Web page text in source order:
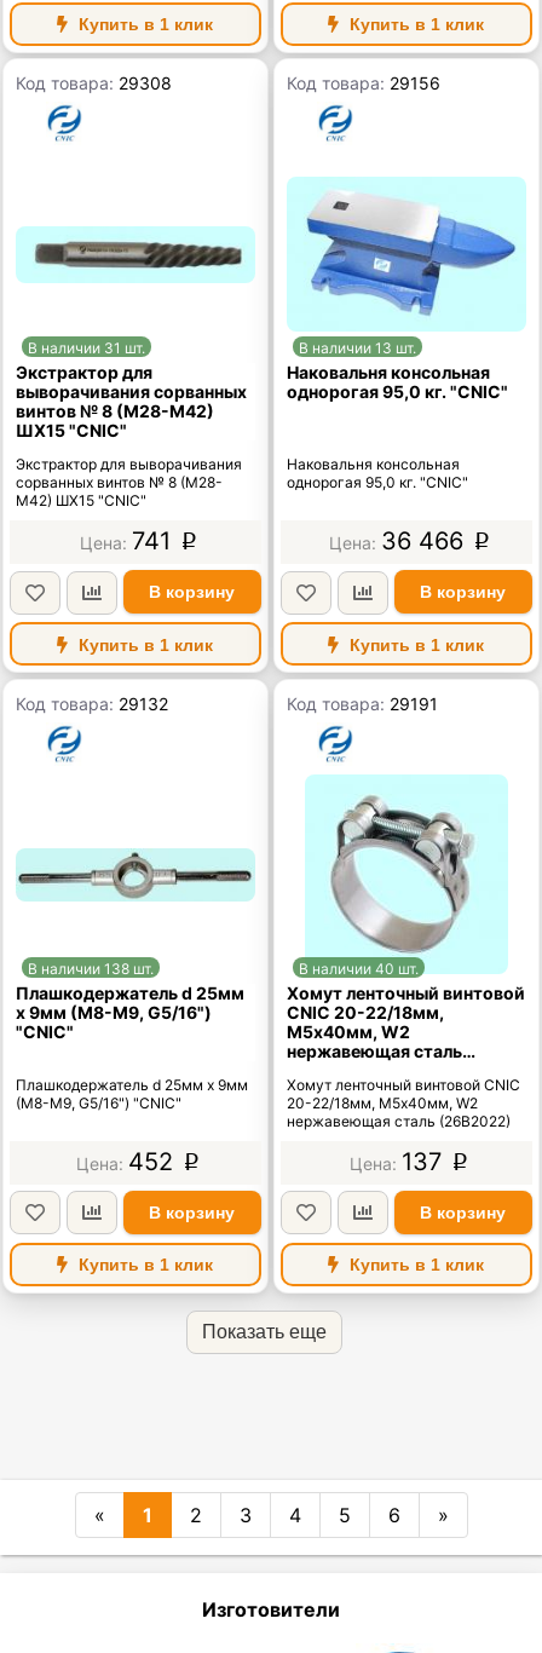
Купить в 1 клик Купить в 1 клик
Код товара: 29308
В наличии 31 шт.
Экстрактор для
выворачивания сорванных
винтов № 8 (М28-М42)
ШХ15 "CNIC"
Экстрактор для выворачивания
сорванных винтов № 8 (М28-
М42) ШХ15 "CNIC"
741 p
В корзину
Купить в 1 клик
Код товара: 29156
В наличии 13 шт.
Наковальня консольная
однорогая 95,0 кг. "CNIC"
Наковальня консольная
однорогая 95,0 кг. "CNIC"
36 466 p
В корзину
Купить в 1 клик
Код товара: 29132
В наличии 138 шт.
Плашкодержатель d 25мм
х 9мм (М8-М9, G5/16")
"CNIC"
Плашкодержатель d 25мм х 9мм
(М8-М9, G5/16") "CNIC"
452 p
В корзину
Купить в 1 клик
Код товара: 29191
В наличии 40 шт.
Хомут ленточный винтовой
CNIC 20-22/18мм,
М5х40мм, W2
нержавеющая сталь
Хомут ленточный винтовой CNIC
20-22/18мм, М5х40мм, W2
нержавеющая сталь (26В2022)
137 p
В корзину
Купить в 1 клик
Показать еще
« 1 2 3 4 5 6 »
Изготовители